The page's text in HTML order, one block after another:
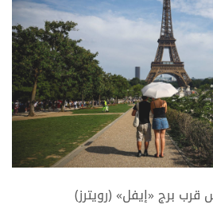
برج «إيفل» (رويترز)